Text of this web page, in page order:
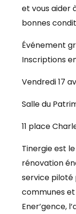
et vous aider
bonnes
Événement
Inscriptions
Vendredi 17
Salle du
11 place
Tinergie est
rénovation
service
communes
Ener’gence,